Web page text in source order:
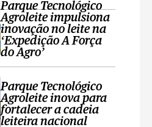
Parque Tecnológico
Agroleite impulsiona
inovação no leite na
‘Expedição A Força
do Agro’
Parque Tecnológico
Agroleite inova para
fortalecer a cadeia
leiteira nacional